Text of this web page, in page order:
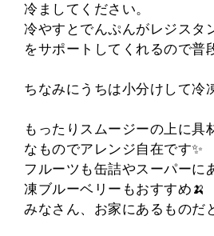
冷ましてください。
冷やすとでんぷんがレジスタ
をサポートしてくれるので普
ちなみにうちは小分けして冷
もったりスムージーの上に具
なものでアレンジ自在です✨
フルーツも缶詰やスーパーに
凍ブルーベリーもおすすめ🍌
みなさん、お家にあるものだ